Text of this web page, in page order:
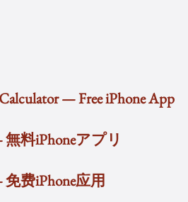
— Free iPhone App
料iPhoneアプリ
费iPhone应用